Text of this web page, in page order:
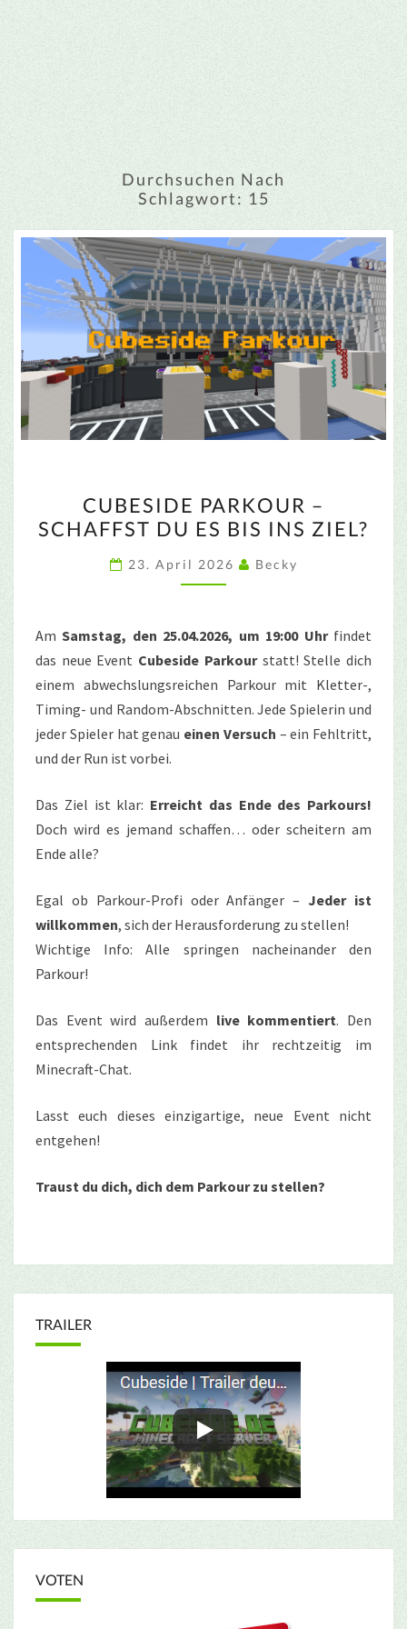
Durchsuchen Nach
Schlagwort: 15
PARKOUR
–
SCHAFFST
DU
BIS
INS
ZIEL?
CUBESIDE PARKOUR –
SCHAFFST DU ES BIS INS ZIEL?
23. April 2026 Becky
AmSamstag, den 25.04.2026, um 19:00 Uhrfindet
das neue Event Cubeside Parkour statt! Stelle dich
einem abwechslungsreichen Parkour mit Kletter-,
Timing- und Random-Abschnitten. Jede Spielerin und
jeder Spieler hat genau einen Versuch – ein Fehltritt,
und der Run ist vorbei.
Das Ziel ist klar: Erreicht das Ende des Parkours!
Doch wird es jemand schaffen… oder scheitern am
Ende alle?
Egal ob Parkour-Profi oder Anfänger – Jeder ist
willkommen, sich der Herausforderung zu stellen!
Wichtige Info: Alle springen nacheinander den
Parkour!
Das Event wird außerdem live kommentiert. Den
entsprechenden Link findet ihr rechtzeitig im
Minecraft-Chat.
Lasst euch dieses einzigartige, neue Event nicht
entgehen!
Traust du dich, dich dem Parkour zu stellen?
TRAILER
VOTEN